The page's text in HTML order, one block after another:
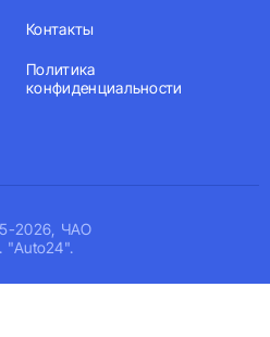
2026, ЧАО
"Auto24".
Контакты
Политика
конфиденциальности